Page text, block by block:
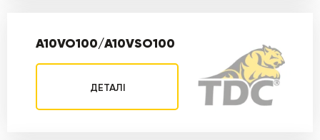
A10VO100/A10VSO100
ДЕТАЛІ